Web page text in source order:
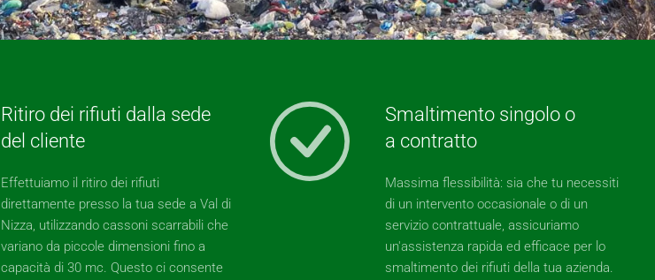
Ritiro dei rifiuti dalla sede
del cliente
Effettuiamo il ritiro dei rifiuti
direttamente presso la tua sede a Val di
Nizza, utilizzando cassoni scarrabili che
variano da piccole dimensioni fino a
capacità di 30 mc. Questo ci consente
Smaltimento singolo o
a contratto
Massima flessibilità: sia che tu necessiti
di un intervento occasionale o di un
servizio contrattuale, assicuriamo
un'assistenza rapida ed efficace per lo
smaltimento dei rifiuti della tua azienda.